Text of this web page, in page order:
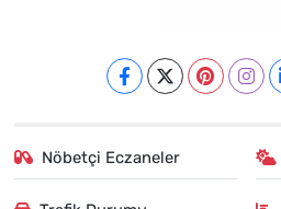
Nöbetçi Eczaneler